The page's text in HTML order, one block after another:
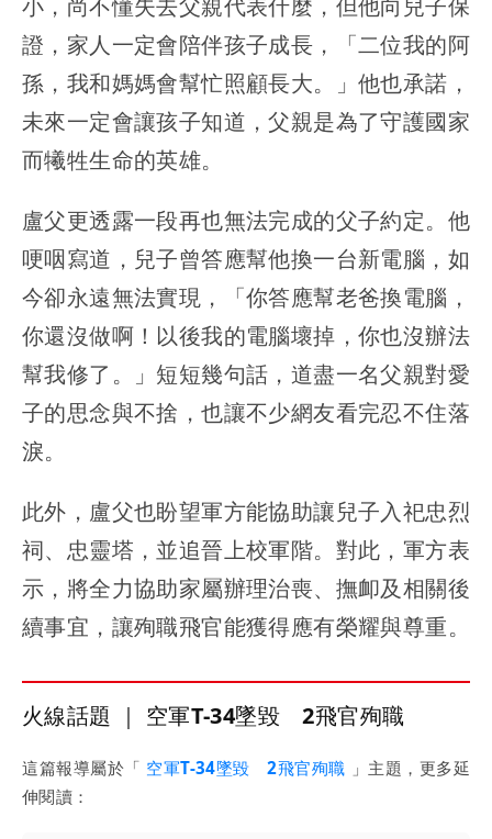
小，尚不懂失去父親代表什麼，但他向兒子保
證，家人一定會陪伴孩子成長，「二位我的阿
孫，我和媽媽會幫忙照顧長大。」他也承諾，
未來一定會讓孩子知道，父親是為了守護國家
而犧牲生命的英雄。
盧父更透露一段再也無法完成的父子約定。他
哽咽寫道，兒子曾答應幫他換一台新電腦，如
今卻永遠無法實現，「你答應幫老爸換電腦，
你還沒做啊！以後我的電腦壞掉，你也沒辦法
幫我修了。」短短幾句話，道盡一名父親對愛
子的思念與不捨，也讓不少網友看完忍不住落
淚。
此外，盧父也盼望軍方能協助讓兒子入祀忠烈
祠、忠靈塔，並追晉上校軍階。對此，軍方表
示，將全力協助家屬辦理治喪、撫卹及相關後
續事宜，讓殉職飛官能獲得應有榮耀與尊重。
火線話題 ｜ 空軍T-34墜毀 2飛官殉職
這篇報導屬於「 空軍T-34墜毀 2飛官殉職 」主題，更多延
伸閱讀：